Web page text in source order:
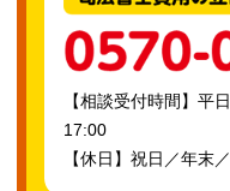
【相談受付時間】
17:00
【休日】祝日／年末